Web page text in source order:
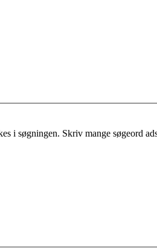
i søgningen. Skriv mange søgeord